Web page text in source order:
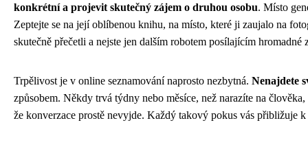
konkrétní a projevit skutečný zájem o druhou osobu. Místo
Zeptejte se na její oblíbenou knihu, na místo, které ji zaujalo na
skutečně přečetli a nejste jen dalším robotem posílajícím hromadné
Trpělivost je v online seznamování naprosto nezbytná. Nenajdete
způsobem. Někdy trvá týdny nebo měsíce, než narazíte na
že konverzace prostě nevyjde. Každý takový pokus vás přibližuje